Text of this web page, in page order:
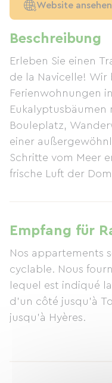
Beschreibung
Erleben Sie einen
de la Navicelle!
Ferienwohnungen
Bouleplatz,
einer
Schritte vom Meer
frische Luft der
Personen und
(ausgenommen die
Oiseaux 2). Vor Ort
Bouleplatz,
In der Nähe
und Wanderwege
Empfang für
Nos appartements
cyclable. Nous
lequel est indiqué
d'un côté jusqu'à
jusqu'à Hyères.
Website ansehen